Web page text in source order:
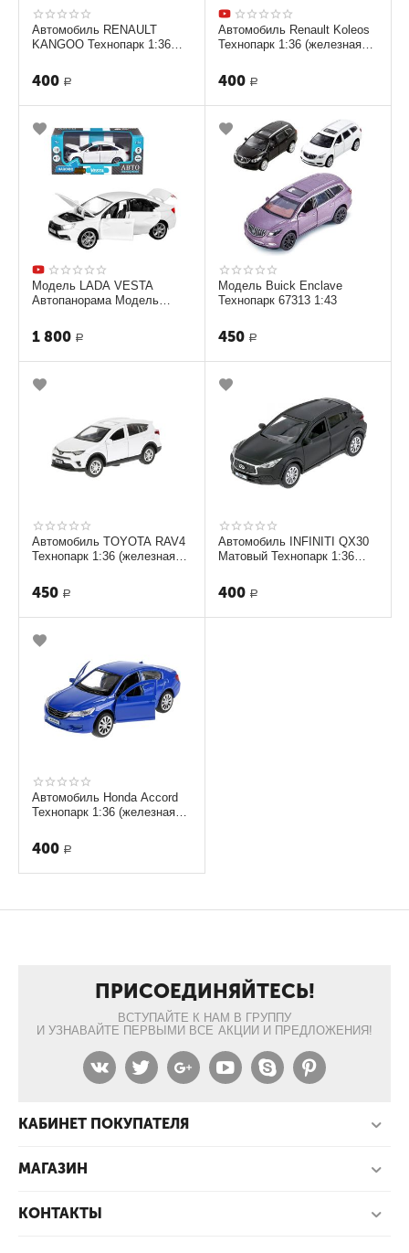
Автомобиль RENAULT
KANGOO Технопарк 1:36
400 Р
Автомобиль Renault Koleos
Технопарк 1:36 (железная
400 Р
Модель LADA VESTA
Автопанорама Модель
1 800 Р
Модель Buick Enclave
Технопарк 67313 1:43
450 Р
Автомобиль TOYOTA RAV4
Технопарк 1:36 (железная
450 Р
Автомобиль INFINITI QX30
Матовый Технопарк 1:36
400 Р
Автомобиль Honda Accord
Технопарк 1:36 (железная
400 Р
ПРИСОЕДИНЯЙТЕСЬ!
ВСТУПАЙТЕ К НАМ В ГРУППУ
И УЗНАВАЙТЕ ПЕРВЫМИ ВСЕ АКЦИИ И ПРЕДЛОЖЕНИЯ!
КАБИНЕТ ПОКУПАТЕЛЯ
МАГАЗИН
КОНТАКТЫ